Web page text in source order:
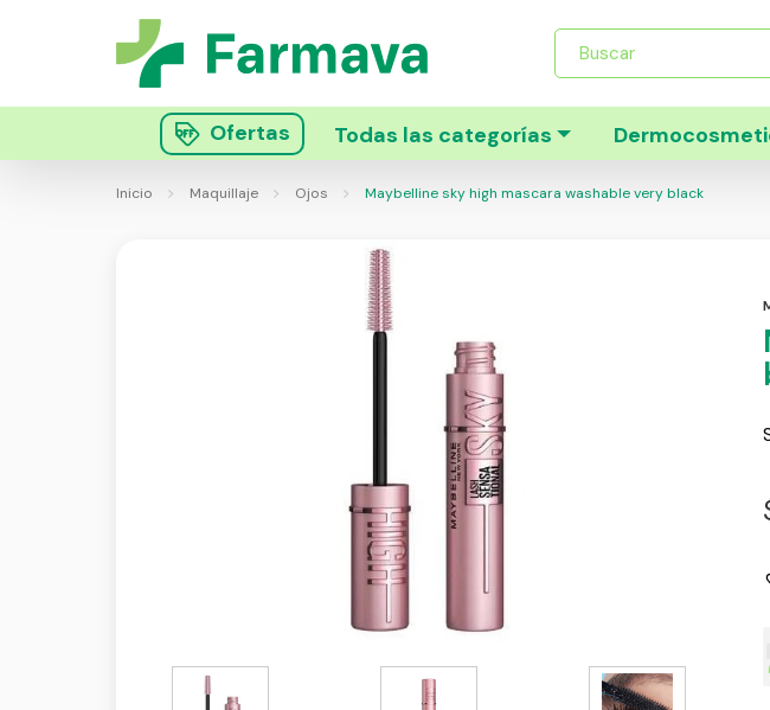
Búsqueda
productos
Ofertas Todas las categorías
Inicio Maquillaje Ojos Maybelline sky high mascara washable very black